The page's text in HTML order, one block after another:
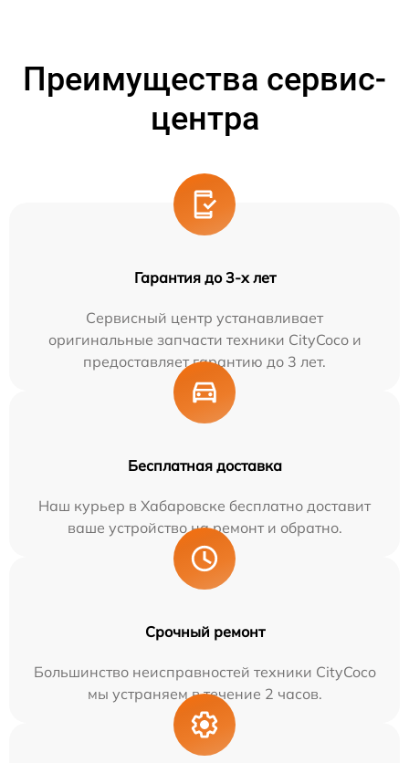
Преимущества сервис-
центра
Гарантия до 3-х лет
Сервисный центр устанавливает
оригинальные запчасти техники CityCoco и
предоставляет гарантию до 3 лет.
Бесплатная доставка
Наш курьер в Хабаровске бесплатно доставит
ваше устройство на ремонт и обратно.
Срочный ремонт
Большинство неисправностей техники CityCoco
мы устраняем в течение 2 часов.